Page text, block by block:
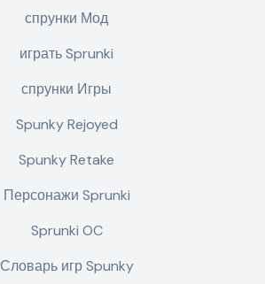
спрунки Мод
играть Sprunki
спрунки Игры
Spunky Rejoyed
Spunky Retake
Персонажи Sprunki
Sprunki OC
Словарь игр Spunky